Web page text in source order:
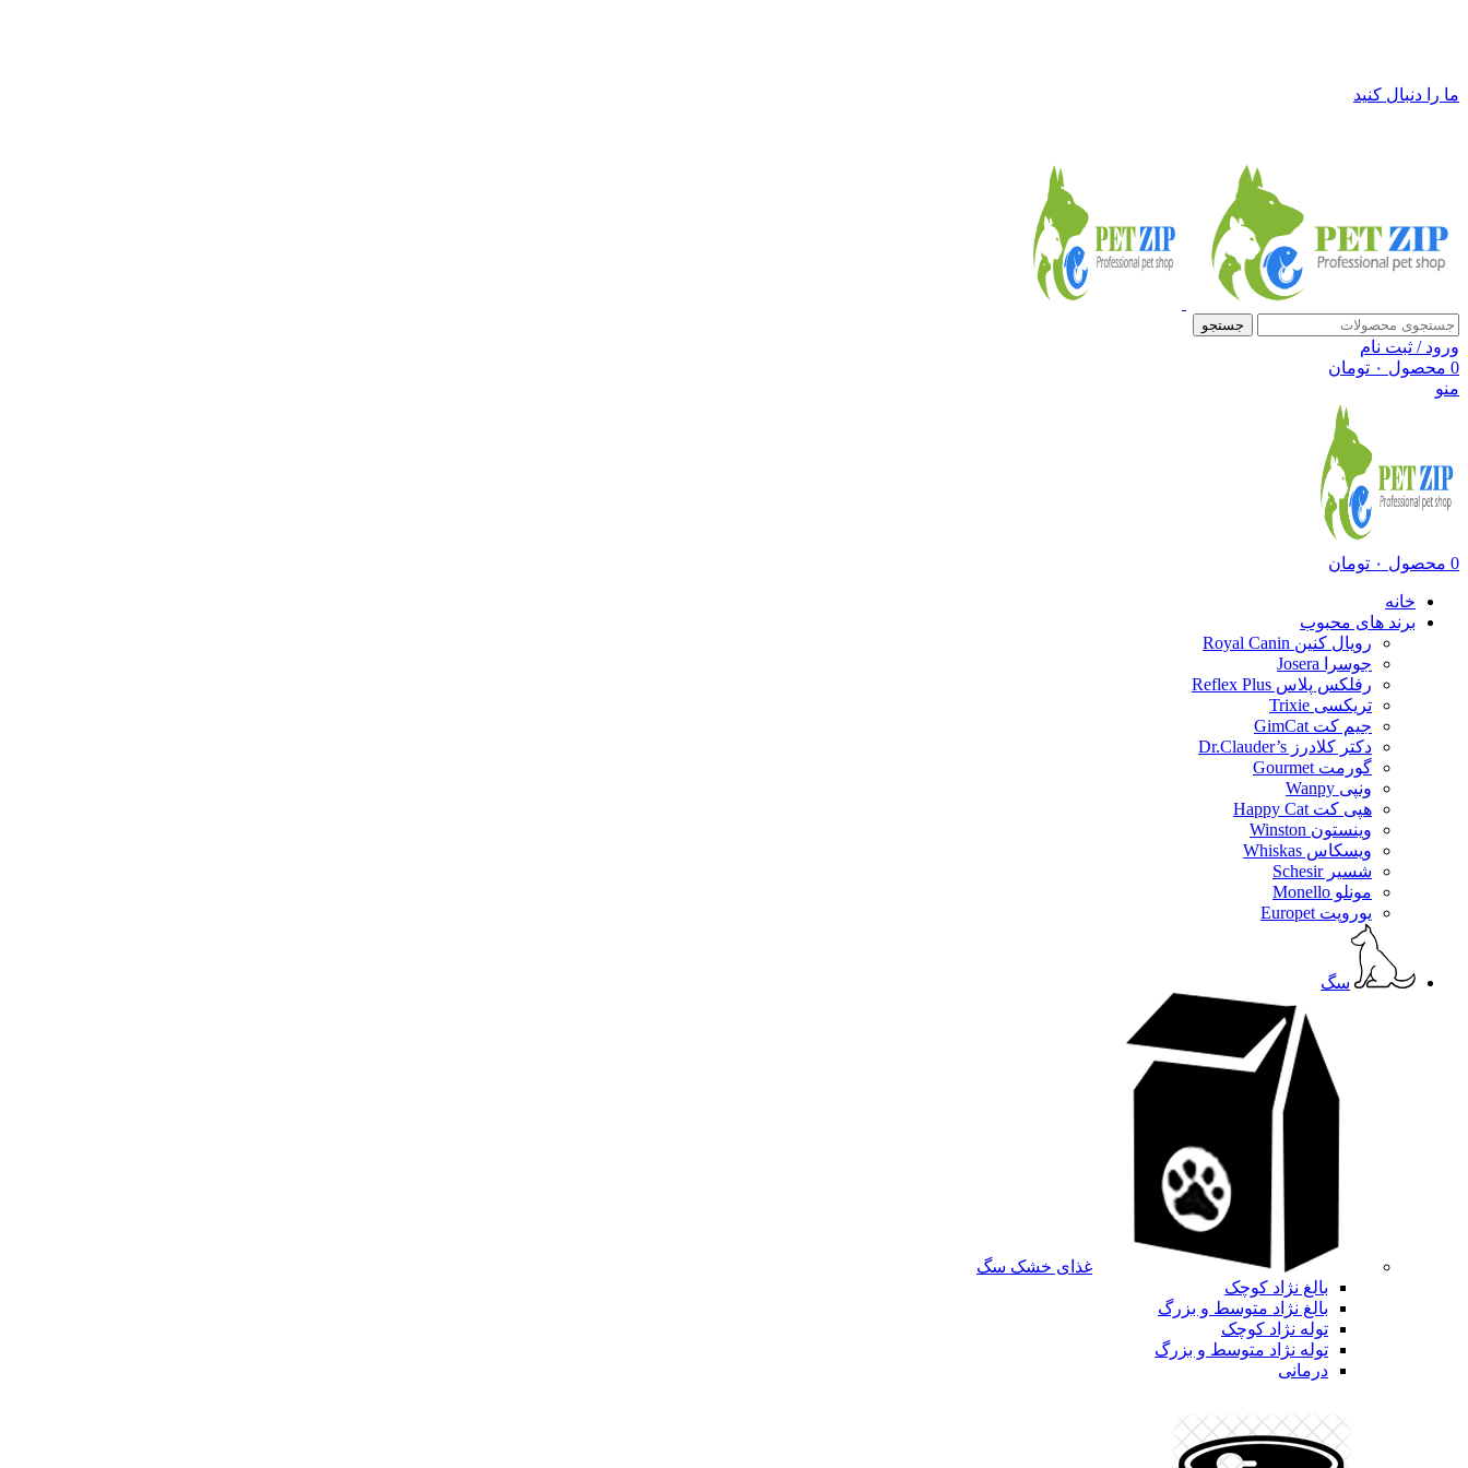
ما را دنبال کنید
جستجو
ورود / ثبت نام
0 محصول ۰ تومان
منو
0 محصول ۰ تومان
خانه
برند های محبوب
رویال کنین Royal Canin
جوسرا Josera
رفلکس پلاس Reflex Plus
تریکسی Trixie
جیم کت GimCat
دکتر کلادرز Dr.Clauder’s
گورمت Gourmet
ونپی Wanpy
هپی کت Happy Cat
وینستون Winston
ویسکاس Whiskas
شسیر Schesir
مونلو Monello
یوروپت Europet
سگ
غذای خشک سگ
بالغ نژاد کوچک
بالغ نژاد متوسط و بزرگ
توله نژاد کوچک
توله نژاد متوسط و بزرگ
درمانی